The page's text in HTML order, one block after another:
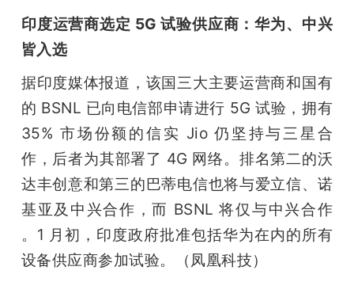
印度运营商选定 5G 试验供应商：华为、中兴
皆入选
据印度媒体报道，该国三大主要运营商和国有
的 BSNL 已向电信部申请进行 5G 试验，拥有
35% 市场份额的信实 Jio 仍坚持与三星合
作，后者为其部署了 4G 网络。排名第二的沃
达丰创意和第三的巴蒂电信也将与爱立信、诺
基亚及中兴合作，而 BSNL 将仅与中兴合作
。1 月初，印度政府批准包括华为在内的所有
设备供应商参加试验。（凤凰科技）